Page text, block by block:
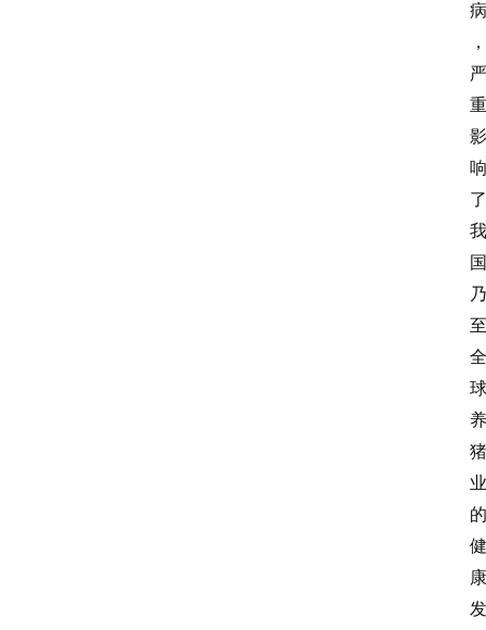
病
，
严
重
影
响
了
我
国
乃
至
全
球
养
猪
业
的
健
康
发